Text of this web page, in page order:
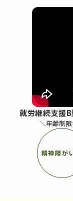
就労継続支援
＼年齢制
精神障が